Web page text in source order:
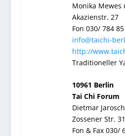
Monika Mewes
Akazienstr. 27
Fon 030/ 784
info@taichi-
http://
Traditioneller
10961 Berlin
Tai Chi Forum
Dietmar
Zossener Str. 31
Fon & Fax 030/